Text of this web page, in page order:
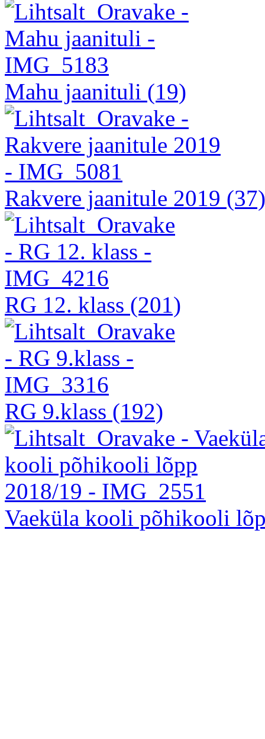
Mahu jaanituli (19)
Rakvere jaanitule 2019 (37)
RG 12. klass (201)
RG 9.klass (192)
Vaeküla kooli põhikooli